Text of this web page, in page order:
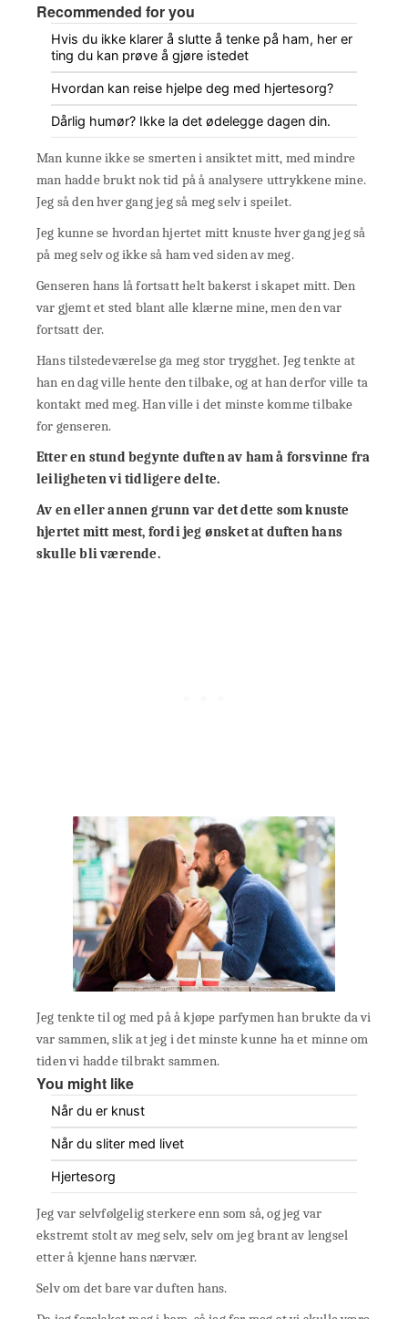
Recommended for you
Hvis du ikke klarer å slutte å tenke på ham, her er
ting du kan prøve å gjøre istedet
Hvordan kan reise hjelpe deg med hjertesorg?
Dårlig humør? Ikke la det ødelegge dagen din.
Man kunne ikke se smerten i ansiktet mitt, med mindre
man hadde brukt nok tid på å analysere uttrykkene mine.
Jeg så den hver gang jeg så meg selv i speilet.
Jeg kunne se hvordan hjertet mitt knuste hver gang jeg så
på meg selv og ikke så ham ved siden av meg.
Genseren hans lå fortsatt helt bakerst i skapet mitt. Den
var gjemt et sted blant alle klærne mine, men den var
fortsatt der.
Hans tilstedeværelse ga meg stor trygghet. Jeg tenkte at
han en dag ville hente den tilbake, og at han derfor ville ta
kontakt med meg. Han ville i det minste komme tilbake
for genseren.
Etter en stund begynte duften av ham å forsvinne fra
leiligheten vi tidligere delte.
Av en eller annen grunn var det dette som knuste
hjertet mitt mest, fordi jeg ønsket at duften hans
skulle bli værende.
Jeg tenkte til og med på å kjøpe parfymen han brukte da vi
var sammen, slik at jeg i det minste kunne ha et minne om
tiden vi hadde tilbrakt sammen.
You might like
Når du er knust
Når du sliter med livet
Hjertesorg
Jeg var selvfølgelig sterkere enn som så, og jeg var
ekstremt stolt av meg selv, selv om jeg brant av lengsel
etter å kjenne hans nærvær.
Selv om det bare var duften hans.